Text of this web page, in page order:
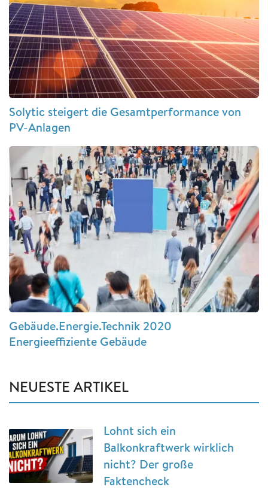
Solytic steigert die Gesamtperformance von
PV-Anlagen
Gebäude.Energie.Technik 2020
Energieeffiziente Gebäude
NEUESTE ARTIKEL
Lohnt sich ein
Balkonkraftwerk wirklich
nicht? Der große
Faktencheck